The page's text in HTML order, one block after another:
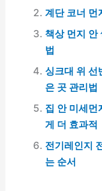
계단 코너 먼
책상 먼지 안
법
싱크대 위 선
은 곳 관리법
집 안 미세먼
게 더 효과적
전기레인지
는 순서